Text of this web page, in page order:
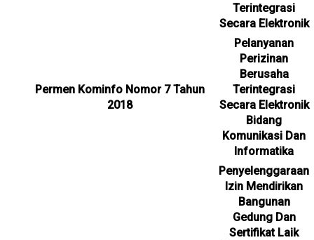
Terintegrasi
Secara Elektronik
Permen Kominfo Nomor 7 Tahun
2018
Pelanyanan
Perizinan
Berusaha
Terintegrasi
Secara Elektronik
Bidang
Komunikasi Dan
Informatika
Penyelenggaraan
Izin Mendirikan
Bangunan
Gedung Dan
Sertifikat Laik